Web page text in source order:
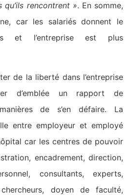
qu’ils rencontrent ». En somme,
car les salariés donnent le
et l’entreprise est plus
de la liberté dans l’entreprise
d’emblée un rapport de
de s’en défaire. La
entre employeur et employé
car les centres de pouvoir
encadrement, direction,
consultants, experts,
doyen de faculté,